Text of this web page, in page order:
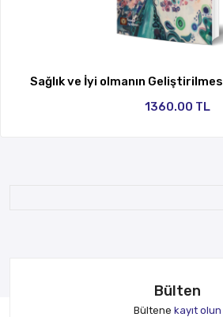
Sağlık ve İyi olmanın
1360.00 TL
Bülten
Bültene kayıt olun